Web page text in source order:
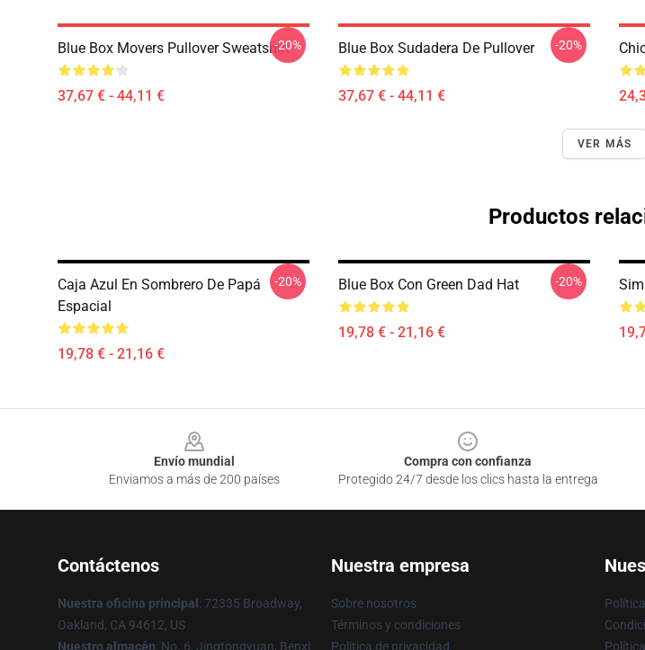
Blue Box Movers Pullover Sweatshirt
37,67 € - 44,11 €
-20% Blue Box Sudadera De Pullover
37,67 € - 44,11 €
-20%
VER MÁS
Productos
Caja Azul En Sombrero De Papá
Espacial
19,78 € - 21,16 €
-20% Blue Box Con Green Dad Hat
19,78 € - 21,16 €
-20%
Envío mundial
Enviamos a más de 200 países
Compra con confianza
Protegido 24/7 desde los clics hasta la entrega
Contáctenos
Nuestra oficina principal : 72335 Broadway,
Oakland, CA 94612, US
Nuestro almacén: No. 6, Jingtongyuan, Benxi
Nuestra empresa
Sobre nosotros
Términos y condiciones
Política de privacidad